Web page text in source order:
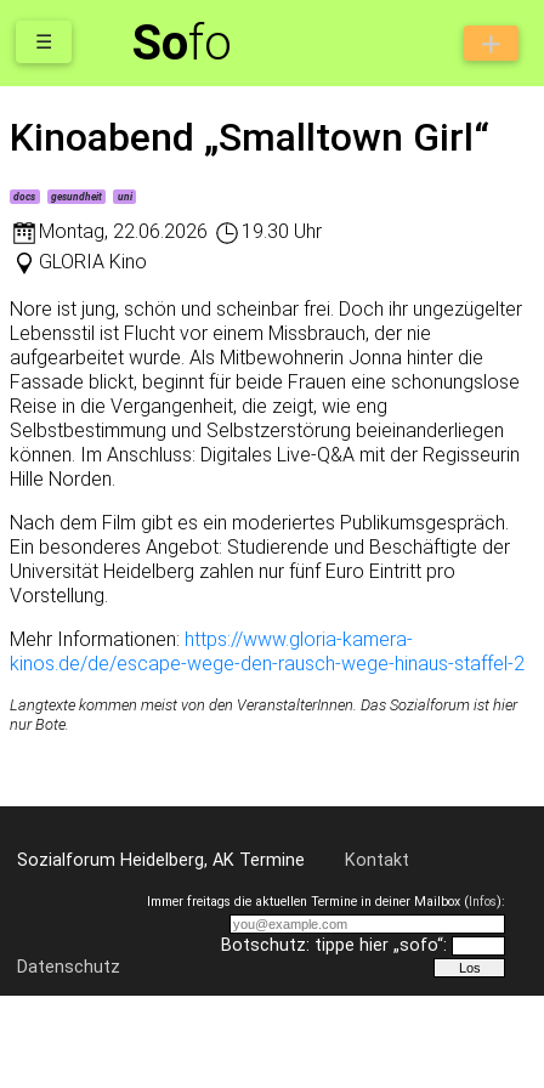
Sofo
☰
Kinoabend „Smalltown Girl“
docs gesundheit uni
Montag, 22.06.2026
19.30 Uhr
GLORIA Kino
Nore ist jung, schön und scheinbar frei. Doch ihr ungezügelter
Lebensstil ist Flucht vor einem Missbrauch, der nie
aufgearbeitet wurde. Als Mitbewohnerin Jonna hinter die
Fassade blickt, beginnt für beide Frauen eine schonungslose
Reise in die Vergangenheit, die zeigt, wie eng
Selbstbestimmung und Selbstzerstörung beieinanderliegen
können. Im Anschluss: Digitales Live-Q&A mit der Regisseurin
Hille Norden.
Nach dem Film gibt es ein moderiertes Publikumsgespräch.
Ein besonderes Angebot: Studierende und Beschäftigte der
Universität Heidelberg zahlen nur fünf Euro Eintritt pro
Vorstellung.
Mehr Informationen: https://www.gloria-kamera-
kinos.de/de/escape-wege-den-rausch-wege-hinaus-staffel-2
Langtexte kommen meist von den VeranstalterInnen. Das Sozialforum ist hier
nur Bote.
Sozialforum Heidelberg, AK Termine Kontakt
Datenschutz
Immer freitags die aktuellen Termine in deiner Mailbox (Infos):
Botschutz: tippe hier „sofo“: